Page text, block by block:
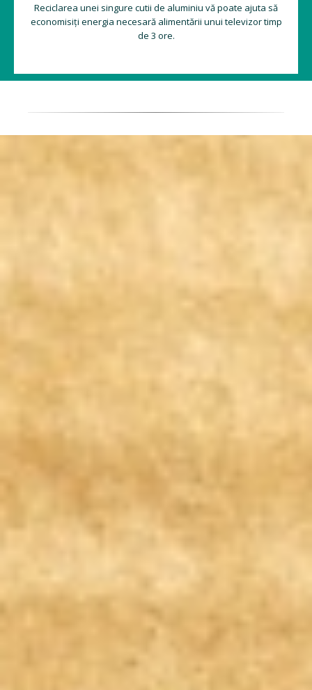
Reciclarea unei singure cutii de aluminiu vă poate ajuta să
economisiți energia necesară alimentării unui televizor timp
de 3 ore.